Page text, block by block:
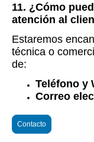
11. ¿Cómo
atención al
Estaremos
técnica o
de:
Teléfono y
Correo
Contacto